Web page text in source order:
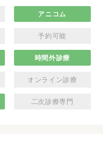
アニコム
予約可能
時間外診療
オンライン診療
二次診療専門